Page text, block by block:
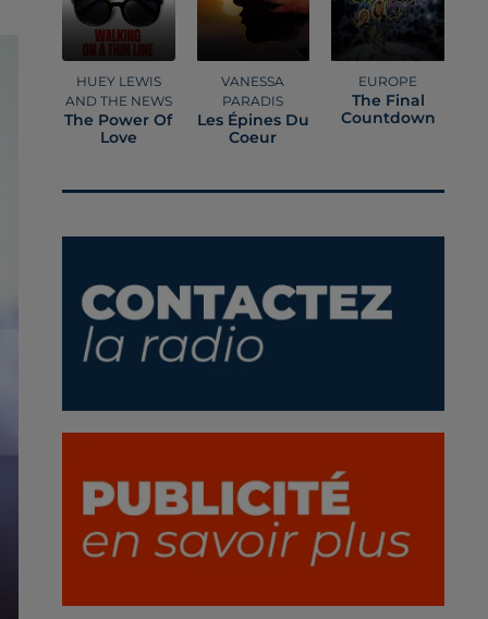
HUEY LEWIS
AND THE NEWS
The Power Of
Love
VANESSA
PARADIS
Les Épines Du
Coeur
EUROPE
The Final
Countdown